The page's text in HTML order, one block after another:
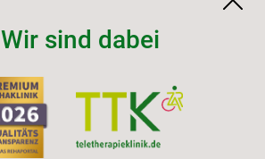
Wir sind dabei